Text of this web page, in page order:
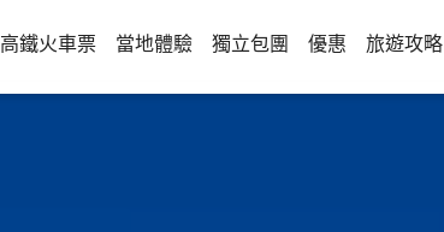
高鐵火車票 當地體驗 獨立包團 優惠 旅遊攻略